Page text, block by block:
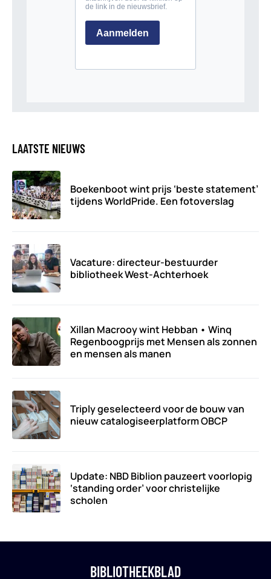
LAATSTE NIEUWS
Boekenboot wint prijs ‘beste statement’
tijdens WorldPride. Een fotoverslag
Vacature: directeur-bestuurder
bibliotheek West-Achterhoek
Xillan Macrooy wint Hebban • Winq
Regenboogprijs met Mensen als zonnen
en mensen als manen
Triply geselecteerd voor de bouw van
nieuw catalogiseerplatform OBCP
Update: NBD Biblion pauzeert voorlopig
‘standing order’ voor christelijke
scholen
BIBLIOTHEEKBLAD